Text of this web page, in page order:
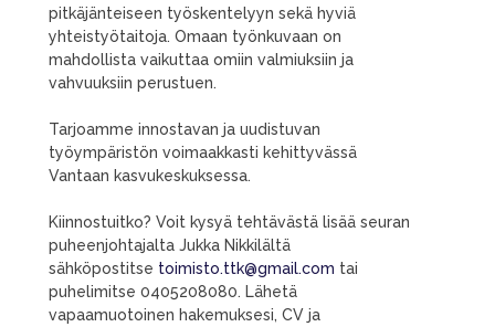
pitkäjänteiseen työskentelyyn sekä hyviä
yhteistyötaitoja. Omaan työnkuvaan on
mahdollista vaikuttaa omiin valmiuksiin ja
vahvuuksiin perustuen.
Tarjoamme innostavan ja uudistuvan
työympäristön voimaakkasti kehittyvässä
Vantaan kasvukeskuksessa.
Kiinnostuitko? Voit kysyä tehtävästä lisää seuran
puheenjohtajalta Jukka Nikkilältä
sähköpostitse toimisto.ttk@gmail.com tai
puhelimitse 0405208080. Lähetä
vapaamuotoinen hakemuksesi, CV ja